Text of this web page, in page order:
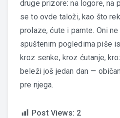
druge prizore: na logore, na
se to ovde taloži, kao što
prolaze, ćute i pamte. Oni
spuštenim pogledima piše
kroz senke, kroz ćutanje,
beleži još jedan dan —
pre njega.
Post Views: 2